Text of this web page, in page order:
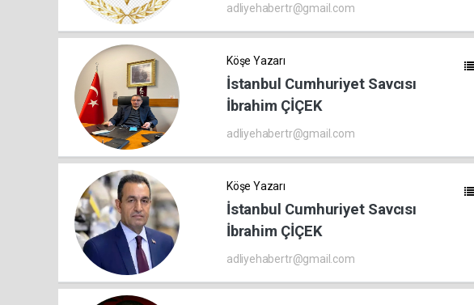
adliyehabertr@gmail.com
Köşe Yazarı
İstanbul Cumhuriyet Savcısı
İbrahim ÇİÇEK
adliyehabertr@gmail.com
Köşe Yazarı
İstanbul Cumhuriyet Savcısı
İbrahim ÇİÇEK
adliyehabertr@gmail.com